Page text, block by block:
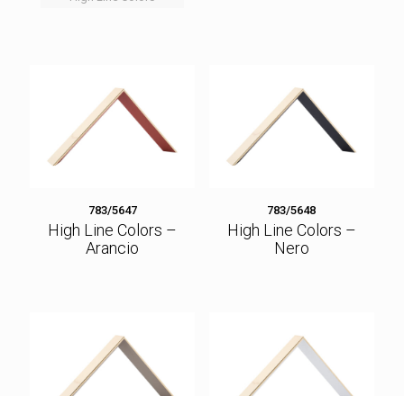
783/5647
High Line Colors –
Arancio
783/5648
High Line Colors –
Nero